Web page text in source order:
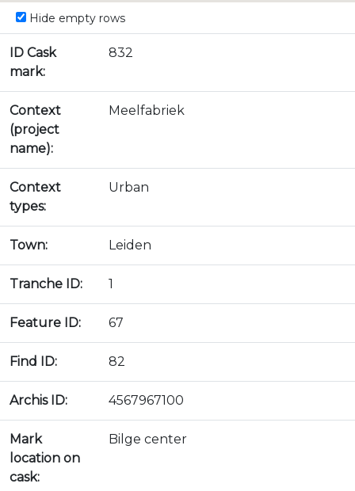
Hide empty rows
ID Cask
mark:
832
Context
(project
name):
Meelfabriek
Context
types:
Urban
Town: Leiden
Tranche ID: 1
Feature ID: 67
Find ID: 82
Archis ID: 4567967100
Mark
location on
cask:
Bilge center